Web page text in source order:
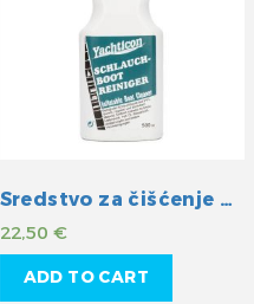
Sredstvo za čišćenje gumenih čamaca
22,50€
ADD TO CART